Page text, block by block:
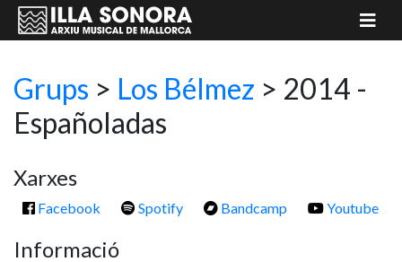
Grups > Los Bélmez > 2014 -
Españoladas
Xarxes
Facebook Spotify Bandcamp Youtube
Informació